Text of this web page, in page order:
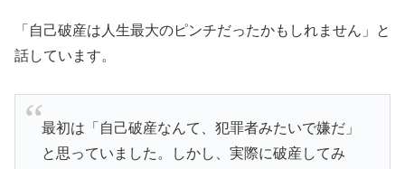
「自己破産は人生最大のピンチだったかもしれません」と
話しています。
最初は「自己破産なんて、犯罪者みたいで嫌だ」
と思っていました。しかし、実際に破産してみ